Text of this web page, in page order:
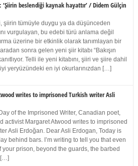
beslendiği kaynak hayattır’ / Didem Gülçin
şiirin tümüyle duygu ya da düşünceden
vurgulayan, bu edebi türü anlama değil
üzerine bir etkinlik olarak tanımlayan bir
aradan sonra gelen yeni şiir kitabı “Bakışın
Telli ile yeni kitabını, şiiri ve şiire dahil
yeryüzündeki en iyi okurlarınızdan […]
writes to imprisoned Turkish writer Asli
of the Imprisoned Writer, Canadian poet,
activist Margaret Atwood writes to imprisoned
Asli Erdoğan. Dear Asli Erdogan, Today is
behind bars. I’m writing to tell you that even
prison, beyond the guards, the barbed
[…]